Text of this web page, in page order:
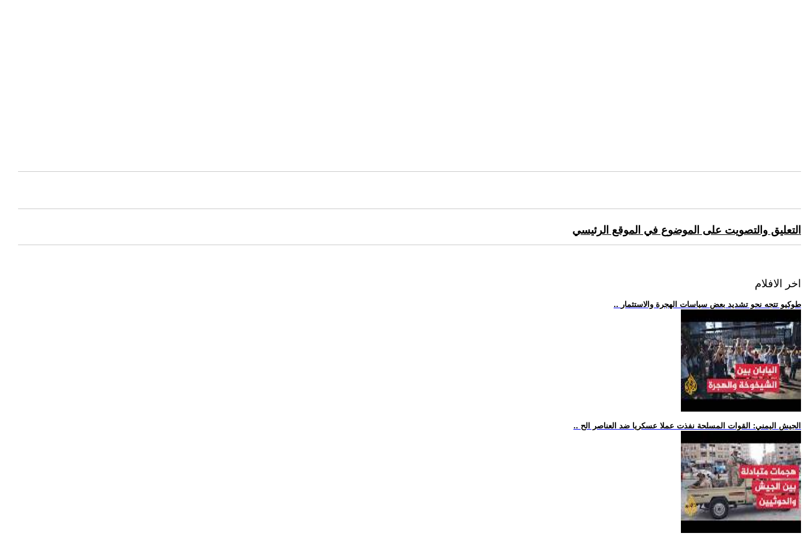
التعليق والتصويت على الموضوع في الموقع الرئيسي
اخر الافلام
.. طوكيو تتجه نحو تشديد بعض سياسات الهجرة والاستثمار
.. الجيش اليمني: القوات المسلحة نفذت عملا عسكريا ضد العناصر الح